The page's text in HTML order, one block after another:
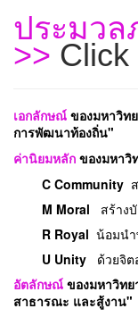
ประมว
>> Click
เอกลักษณ์ ของมหาวิท
การพัฒนาท้องถิ่น"
ค่านิยมหลัก ของมหาวิ
C Community
M Moral
สร้าง
R Royal น้อมน
U Unity
ด้วยจิ
อัตลักษณ์ ของมหาวิทย
สาธารณะ และสู้งาน"